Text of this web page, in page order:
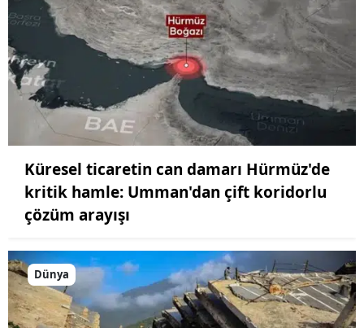
Küresel ticaretin can damarı Hürmüz'de
kritik hamle: Umman'dan çift koridorlu
çözüm arayışı
Dünya